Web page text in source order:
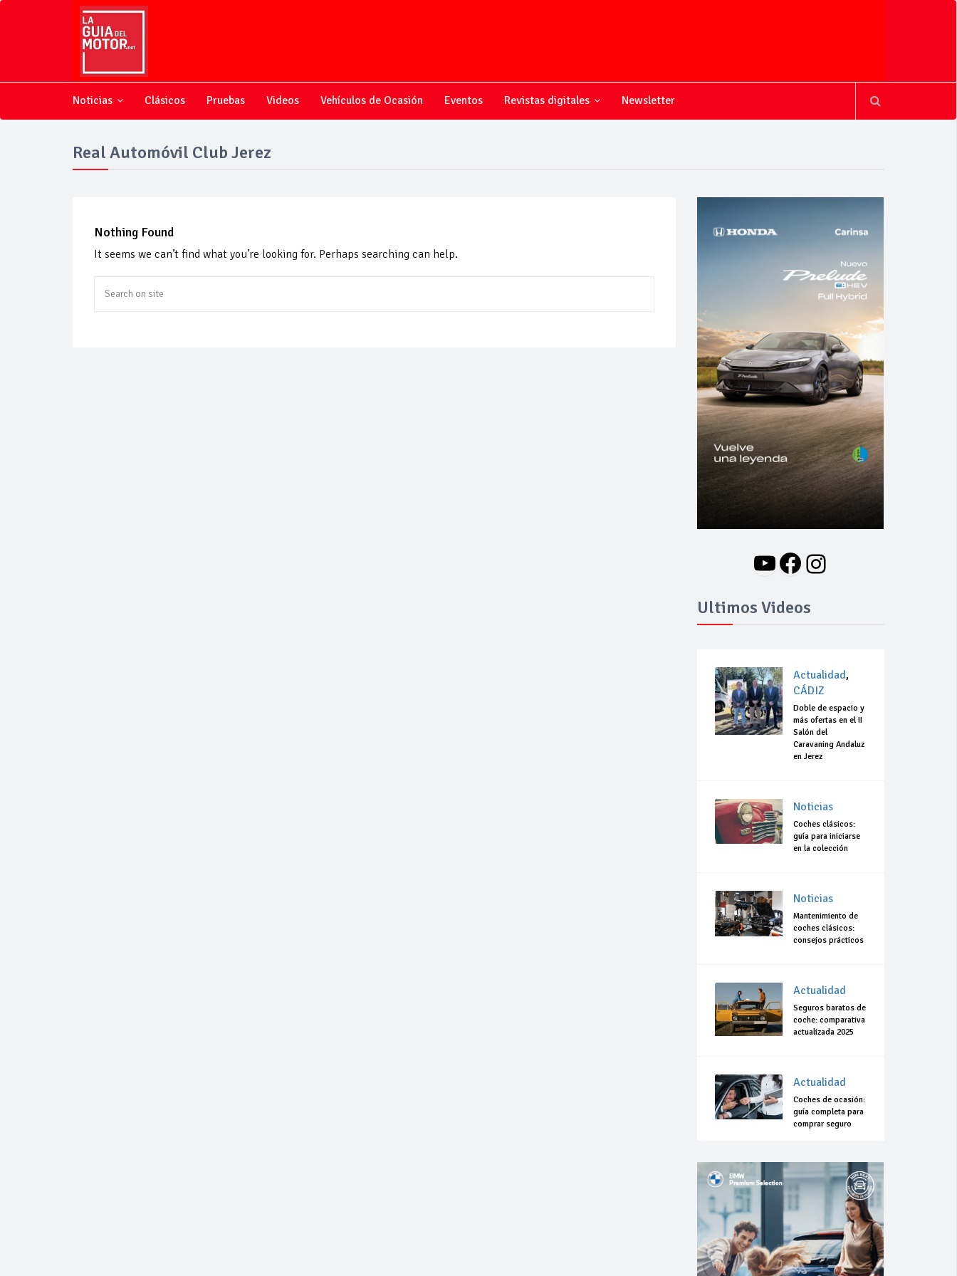
Noticias Clásicos Pruebas Videos Vehículos de Ocasión Eventos Revistas digitales Newsletter
Real Automóvil Club Jerez
Nothing Found
It seems we can’t find what you’re looking for. Perhaps searching can help.
YouTube
Facebook
Instagram
Ultimos Videos
Actualidad,
CÁDIZ
Doble de espacio y
más ofertas en el II
Salón del
Caravaning Andaluz
en Jerez
Noticias
Coches clásicos:
guía para iniciarse
en la colección
Noticias
Mantenimiento de
coches clásicos:
consejos prácticos
Actualidad
Seguros baratos de
coche: comparativa
actualizada 2025
Actualidad
Coches de ocasión:
guía completa para
comprar seguro